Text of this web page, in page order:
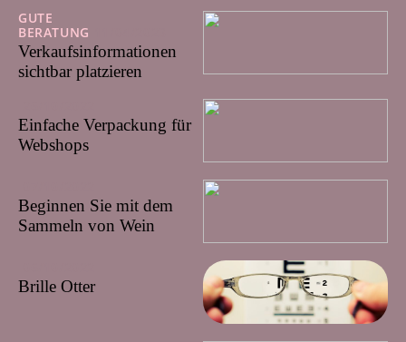
GUTE
BERATUNG
Verkaufsinformationen
sichtbar platzieren
Einfache Verpackung für
Webshops
Beginnen Sie mit dem
Sammeln von Wein
Brille Otter